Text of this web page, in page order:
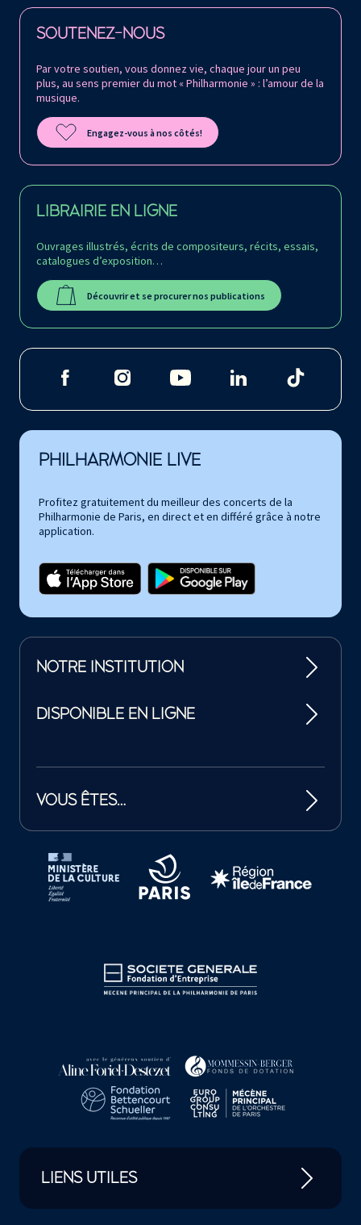
SOUTENEZ-NOUS
Par votre soutien, vous donnez vie, chaque jour un peu
plus, au sens premier du mot « Philharmonie » : l’amour de la
musique.
Engagez-vous à nos côtés!
LIBRAIRIE EN LIGNE
Ouvrages illustrés, écrits de compositeurs, récits, essais,
catalogues d’exposition…
Découvrir et se procurer nos publications
Retrouvez la Philharmonie de Paris sur
PHILHARMONIE LIVE
Profitez gratuitement du meilleur des concerts de la
Philharmonie de Paris, en direct et en différé grâce à notre
application.
NOTRE INSTITUTION
DISPONIBLE EN LIGNE
VOUS ÊTES…
Tutelles et mécènes de la Philharmonie de Paris
LIENS UTILES